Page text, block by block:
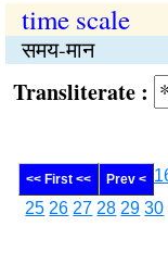
time scale
समय-मान
:
<< First << Prev <
25 26 27 28 29 30